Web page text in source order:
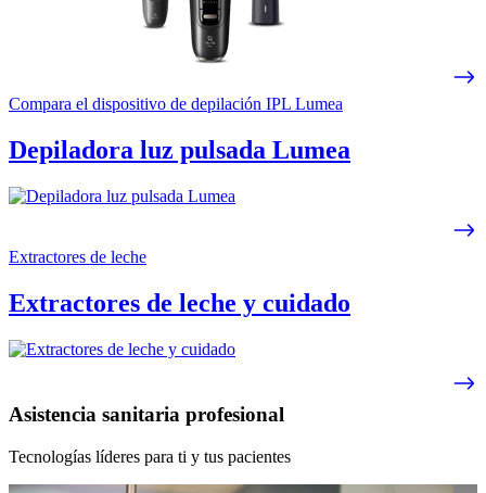
Compara el dispositivo de depilación IPL Lumea
Depiladora luz pulsada Lumea
Extractores de leche
Extractores de leche y cuidado
Asistencia sanitaria profesional
Tecnologías líderes para ti y tus pacientes